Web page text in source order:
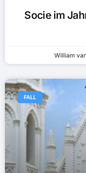
Socie im
William
FALL